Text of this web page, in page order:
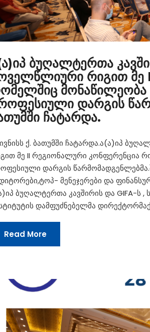
ბუღალტერთა
რიგით მე
მონაწილეობა
დარგის
ჩატარდა.
ქ. ბათუმში ჩატარდა.ა(ა)იპ
მე II რეგიონალური კონფერენცია
დარგის
მენეჯერები და
ბუღალტერთა კავშირის და GIFA-ს
დამფუძნებელმა
Read More